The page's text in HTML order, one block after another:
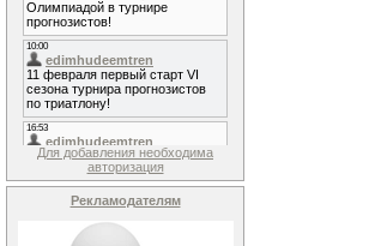
Для добавления необходима
авторизация
Рекламодателям